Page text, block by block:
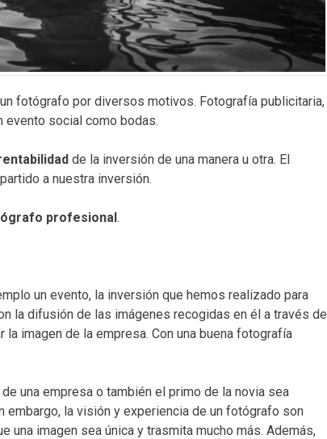
fotógrafo por diversos motivos. Fotografía publicitaria,
evento social como bodas.
de la inversión de una manera u otra. El
a nuestra inversión.
profesional.
un evento, la inversión que hemos realizado para
la difusión de las imágenes recogidas en él a través de
imagen de la empresa. Con una buena fotografía
una empresa o también el primo de la novia sea
la visión y experiencia de un fotógrafo son
imagen sea única y trasmita mucho más. Además,